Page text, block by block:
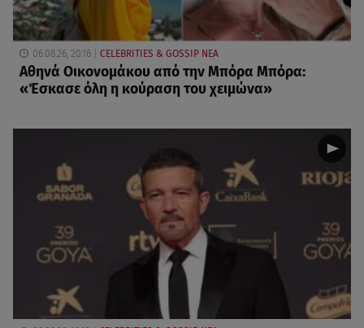
06.08.26, 20:16 CELEBRITIES & GOSSIP ΝΕΑ
Αθηνά Οικονομάκου από την Μπόρα Μπόρα:
«Έσκασε όλη η κούραση του χειμώνα»